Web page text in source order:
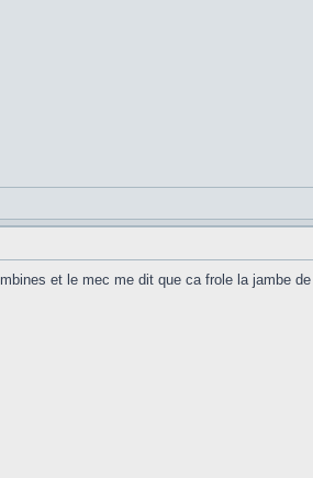
et le mec me dit que ca frole la jambe